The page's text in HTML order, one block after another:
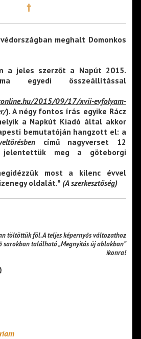
†
meghalt Domonkos
a jeles szerzőt a Napút 2015.
egyedi összeállítással
2015/09/17/xvii-evfolyam-
). A négy fontos írás egyike Rácz
a Napkút Kiadó által akkor
bemutatóján hangzott el: a
című nagyverset 12
jelentettük meg a göteborgi
most a kilenc évvel
oldalát.* (A szerkesztőség)
töltöttük föl. A teljes képernyős változathoz
sarokban található „Megnyitás új ablakban”
ikonra!